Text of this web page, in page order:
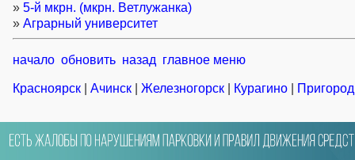
» 5-й мкрн. (мкрн. Ветлужанка)
» Аграрный университет
начало обновить назад главное меню
Красноярск Ачинск Железногорск Курагино